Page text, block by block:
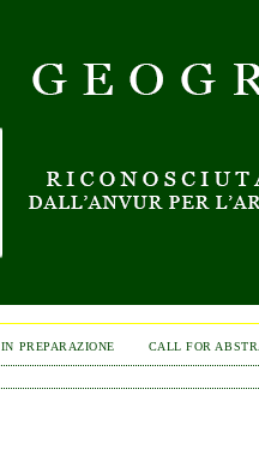
IN PREPARAZIONE CALL FOR